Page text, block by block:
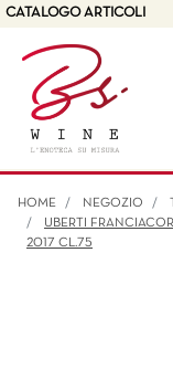
CATALOGO ARTICOLI
HOME NEGOZIO
UBERTI
2017 CL.75